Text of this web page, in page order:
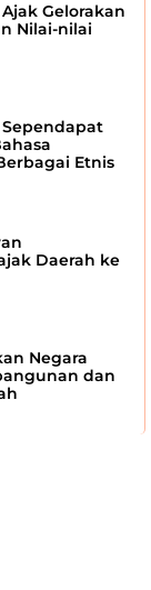
Gelorakan
Nilai-nilai
Etnis
Daerah ke
Negara
dan